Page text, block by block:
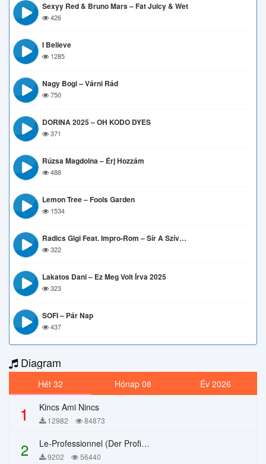
Sexyy Red & Bruno Mars – Fat Juicy & Wet
426
I Believe
1285
Nagy Bogi – Várni Rád
750
DORINA 2025 – OH KODO DYES
371
Rúzsa Magdolna – Érj Hozzám
488
Lemon Tree – Fools Garden
1534
Radics Gigi Feat. Impro-Rom – Sír A Szív…
322
Lakatos Dani – Ez Meg Volt Írva 2025
323
SOFI – Pár Nap
437
Diagram
Hét 32 Hónap 08 Év 2026
1 Kincs Ami Nincs
12982 84873
2 Le-Professionnel (Der Profi) – Chi Mai
9202 56440